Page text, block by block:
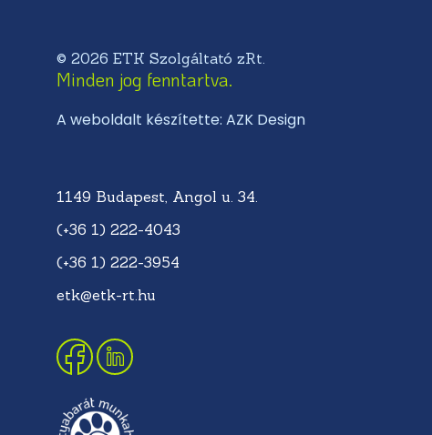
© 2026 ETK Szolgáltató zRt.
Minden jog fenntartva.
A weboldalt készítette: AZK Design
1149 Budapest, Angol u. 34.
(+36 1) 222-4043
(+36 1) 222-3954
etk@etk-rt.hu